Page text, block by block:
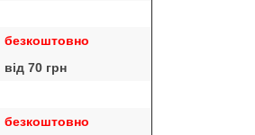
безкоштовно
від 70 грн
безкоштовно